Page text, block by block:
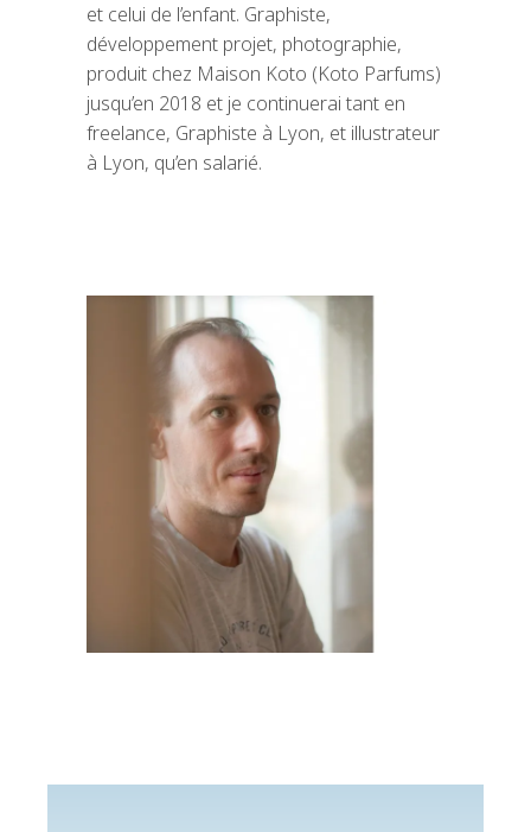
et celui de l’enfant. Graphiste,
développement projet, photographie,
produit chez Maison Koto (Koto Parfums)
jusqu’en 2018 et je continuerai tant en
freelance, Graphiste à Lyon, et illustrateur
à Lyon, qu’en salarié.